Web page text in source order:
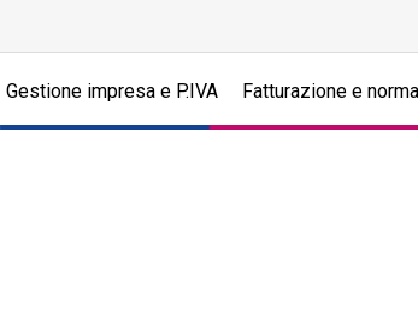
Gestione impresa e P.IVA Fatturazione e